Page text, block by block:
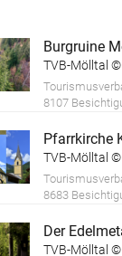
Burgruine
8107
Pfarrkirche
8683